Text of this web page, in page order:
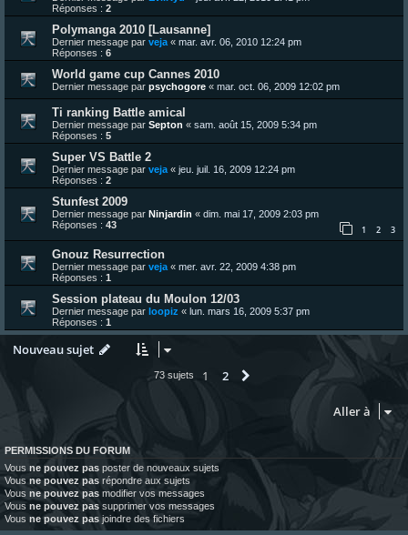
Réponses : 2
Polymanga 2010 [Lausanne]
Dernier message par veja « mar. avr. 06, 2010 12:24 pm
Réponses : 6
World game cup Cannes 2010
Dernier message par psychogore « mar. oct. 06, 2009 12:02 pm
Ti ranking Battle amical
Dernier message par Septon « sam. août 15, 2009 5:34 pm
Réponses : 5
Super VS Battle 2
Dernier message par veja « jeu. juil. 16, 2009 12:24 pm
Réponses : 2
Stunfest 2009
Dernier message par Ninjardin « dim. mai 17, 2009 2:03 pm
Réponses : 43 1 2 3
Gnouz Resurrection
Dernier message par veja« mer. avr. 22, 2009 4:38 pm
Réponses : 1
Session plateau du Moulon 12/03
Dernier message par loopiz « lun. mars 16, 2009 5:37 pm
Réponses : 1
Nouveau sujet
73 sujets 1 2 Suivante
Aller à
PERMISSIONS DU FORUM
Vous ne pouvez pas poster de nouveaux sujets
Vous ne pouvez pas répondre aux sujets
Vous ne pouvez pas modifier vos messages
Vous ne pouvez pas supprimer vos messages
Vous ne pouvez pas joindre des fichiers